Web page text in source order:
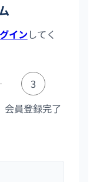
インしてく
3
会員登録完了